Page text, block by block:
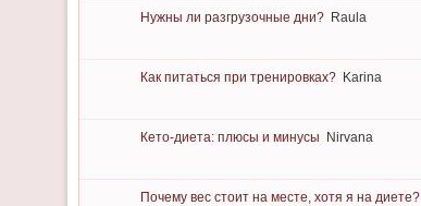
Нужны ли разгрузочные дни? Raula
Как питаться при тренировках? Karina
Кето-диета: плюсы и минусы Nirvana
Почему вес стоит на месте, хотя я на диете?